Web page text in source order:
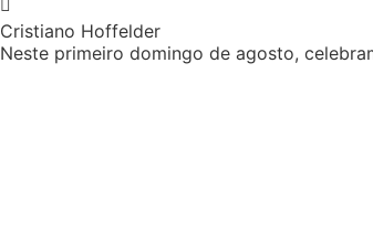
Cristiano Hoffelder
Neste primeiro domingo de agosto,